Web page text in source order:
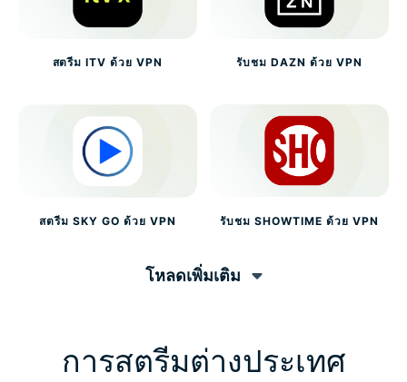
สตรีม ITV ด้วย VPN รับชม DAZN ด้วย VPN
สตรีม SKY GO ด้วย VPN รับชม SHOWTIME ด้วย VPN
โหลดเพิ่มเติม
การสตรีมต่างประเทศ